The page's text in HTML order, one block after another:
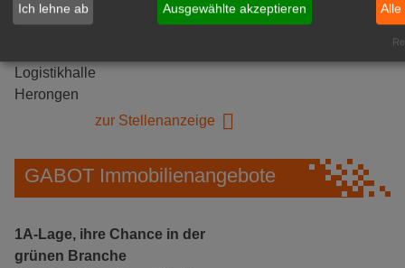
Gärtnerei Hanns
Logistikhalle
Herongen
zur Stellenanzeige
GABOT Immobilienangebote
1A-Lage, ihre Chance in der
grünen Branche
Ich lehne ab Ausgewählte akzeptieren Alle